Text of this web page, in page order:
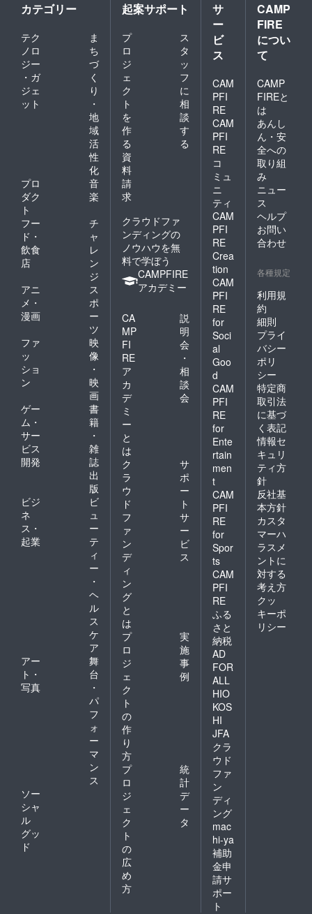
カテゴリー
テク
ノロ
ジー
・ガ
ジェ
ット
ま
ち
づ
く
り
・
地
域
活
性
化
プロ
ダク
ト
音
楽
フー
ド・
飲食
店
チ
ャ
レ
ン
ジ
アニ
メ・
漫画
ス
ポ
ー
ツ
ファ
ッ
ショ
ン
映
像
・
映
画
ゲー
ム・
サー
ビス
開発
書
籍
・
雑
誌
出
版
ビジ
ネ
ス・
起業
ビ
ュ
ー
テ
ィ
ー
・
ヘ
ル
ス
ケ
ア
アー
ト・
写真
舞
台
・
パ
フ
ォ
ー
マ
ン
ス
ソー
シャ
ル
グッ
ド
起案サポート
プ
ロ
ジ
ェ
ク
ト
を
作
る
ス
タ
ッ
フ
に
相
談
す
る
資
料
請
求
クラウドファ
ンディングの
ノウハウを無
料で学ぼう
CAMPFIRE
アカデミー
CA
MP
FI
RE
ア
カ
デ
ミ
ー
と
は
説
明
会
・
相
談
会
ク
ラ
ウ
ド
フ
ァ
ン
デ
ィ
ン
グ
と
は
サ
ポ
ー
ト
サ
ー
ビ
ス
プ
ロ
ジ
ェ
ク
ト
の
作
り
方
実
施
事
例
プ
ロ
ジ
ェ
ク
ト
の
広
め
方
統
計
デ
ー
タ
サ
ー
ビ
ス
CAM
PFI
RE
CAM
PFI
RE
コ
ミュ
ニ
ティ
CAM
PFI
RE
Crea
tion
CAM
PFI
RE
for
Soci
al
Goo
d
CAM
PFI
RE
for
Ente
rtain
men
t
CAM
PFI
RE
for
Spor
ts
CAM
PFI
RE
ふる
さと
納税
AD
FOR
ALL
HIO
KOS
HI
JFA
クラ
ウド
ファ
ン
ディ
ング
mac
hi-ya
補助
金申
請サ
ポー
ト
CAMP
FIRE
につい
て
CAMP
FIREと
は
あんし
ん・安
全への
取り組
み
ニュー
ス
ヘルプ
お問い
合わせ
各種規定
利用規
約
細則
プライ
バシー
ポリ
シー
特定商
取引法
に基づ
く表記
情報セ
キュリ
ティ方
針
反社基
本方針
カスタ
マーハ
ラスメ
ントに
対する
考え方
クッ
キーポ
リシー